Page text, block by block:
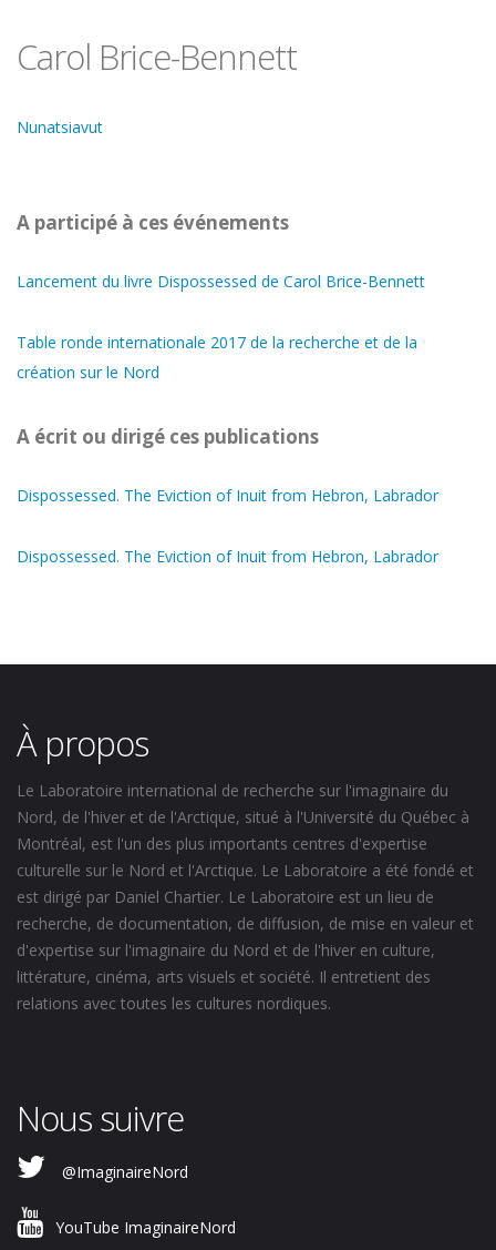
Carol Brice-Bennett
Nunatsiavut
A participé à ces événements
Lancement du livre Dispossessed de Carol Brice-Bennett
Table ronde internationale 2017 de la recherche et de la
création sur le Nord
A écrit ou dirigé ces publications
Dispossessed. The Eviction of Inuit from Hebron, Labrador
Dispossessed. The Eviction of Inuit from Hebron, Labrador
À propos
Le Laboratoire international de recherche sur l'imaginaire du
Nord, de l'hiver et de l'Arctique, situé à l'Université du Québec à
Montréal, est l'un des plus importants centres d'expertise
culturelle sur le Nord et l'Arctique. Le Laboratoire a été fondé et
est dirigé par Daniel Chartier. Le Laboratoire est un lieu de
recherche, de documentation, de diffusion, de mise en valeur et
d'expertise sur l'imaginaire du Nord et de l'hiver en culture,
littérature, cinéma, arts visuels et société. Il entretient des
relations avec toutes les cultures nordiques.
Nous suivre
@ImaginaireNord
YouTube ImaginaireNord